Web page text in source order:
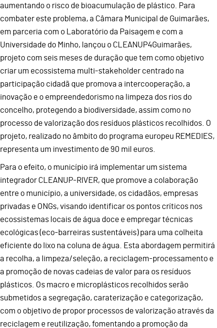
aumentando o risco de bioacumulação de plástico. Para
combater este problema, a Câmara Municipal de Guimarães,
em parceria com o Laboratório da Paisagem e com a
Universidade do Minho, lançou o CLEANUP4Guimarães,
projeto com seis meses de duração que tem como objetivo
criar um ecossistema multi-stakeholder centrado na
participação cidadã que promova a intercooperação, a
inovação e o empreendedorismo na limpeza dos rios do
concelho, protegendo a biodiversidade, assim como no
processo de valorização dos resíduos plásticos recolhidos. O
projeto, realizado no âmbito do programa europeu REMEDIES,
representa um investimento de 90 mil euros.
Para o efeito, o município irá implementar um sistema
integrador CLEANUP-RIVER, que promove a colaboração
entre o município, a universidade, os cidadãos, empresas
privadas e ONGs, visando identificar os pontos críticos nos
ecossistemas locais de água doce e empregar técnicas
ecológicas (eco-barreiras sustentáveis) para uma colheita
eficiente do lixo na coluna de água. Esta abordagem permitirá
a recolha, a limpeza/seleção, a reciclagem-processamento e
a promoção de novas cadeias de valor para os resíduos
plásticos. Os macro e microplásticos recolhidos serão
submetidos a segregação, caraterização e categorização,
com o objetivo de propor processos de valorização através da
reciclagem e reutilização, fomentando a promoção da